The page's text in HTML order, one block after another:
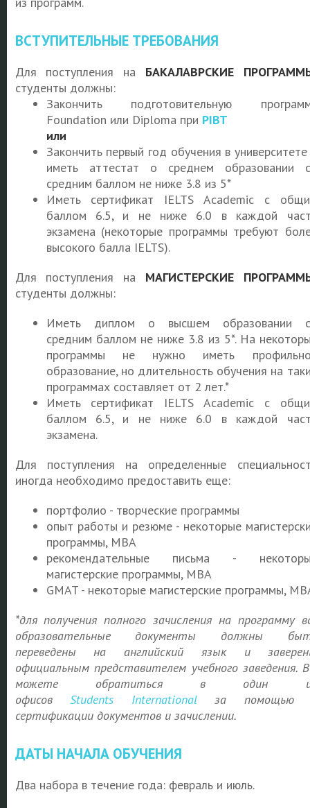
ВСТУПИТЕЛЬНЫЕ ТРЕБОВАНИЯ
Для поступления на БАКАЛАВРСКИЕ
студенты должны:
Закончить подготовительную
Foundation или Diploma при PIBT
или
Закончить первый год обучения в
иметь аттестат о среднем образовании
средним баллом не ниже 3.8 из 5*
Иметь сертификат IELTS Academic с
баллом 6.5, и не ниже 6.0 в каждой
экзамена (некоторые программы требуют
высокого балла IELTS).
Для поступления на МАГИСТЕРСКИЕ
студенты должны:
Иметь диплом о высшем образовании
средним баллом не ниже 3.8 из 5*. На
программы не нужно иметь
образование, но длительность обучения на
программах составляет от 2 лет.*
Иметь сертификат IELTS Academic с
баллом 6.5, и не ниже 6.0 в каждой
экзамена.
Для поступления на определенные
иногда необходимо предоставить еще:
портфолио - творческие программы
опыт работы и резюме - некоторые
программы, MBA
рекомендательные письма -
магистерские программы, MBA
GMAT - некоторые магистерские программы,
*для получения полного зачисления на программу
образовательные документы должны
переведены на английский язык и
официальным представителем учебного заведения.
можете обратиться в один
офисовStudents Internationalза помощью
сертификации документов и зачислении.
ДАТЫ НАЧАЛА ОБУЧЕНИЯ
Два набора в течение года: февраль и июль.